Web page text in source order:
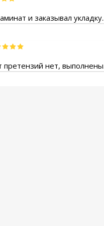
и заказывал
претензий нет,